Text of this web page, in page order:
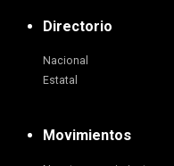
Directorio
Nacional
Estatal
Movimientos